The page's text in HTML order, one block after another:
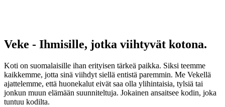
Veke - Ihmisille, jotka viihtyvät kotona.
Koti on suomalaisille ihan erityisen tärkeä paikka. Siksi teemme
kaikkemme, jotta sinä viihdyt siellä entistä paremmin. Me Vekellä
ajattelemme, että huonekalut eivät saa olla ylihintaisia, tylsiä tai
jonkun muun elämään suunniteltuja. Jokainen ansaitsee kodin, joka
tuntuu kodilta.